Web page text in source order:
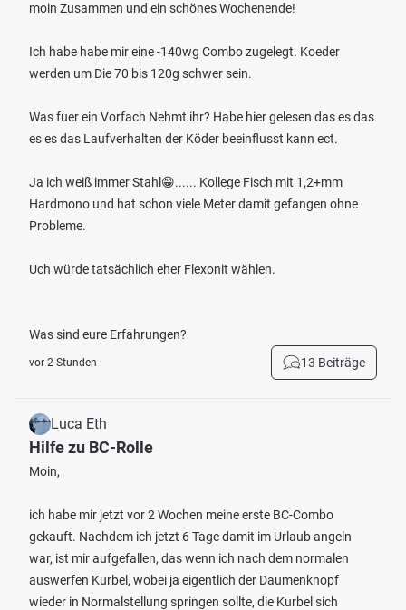
moin Zusammen und ein schönes Wochenende!
Ich habe habe mir eine -140wg Combo zugelegt. Koeder
werden um Die 70 bis 120g schwer sein.
Was fuer ein Vorfach Nehmt ihr? Habe hier gelesen das es das
es es das Laufverhalten der Köder beeinflusst kann ect.
Ja ich weiß immer Stahl😁...... Kollege Fisch mit 1,2+mm
Hardmono und hat schon viele Meter damit gefangen ohne
Probleme.
Uch würde tatsächlich eher Flexonit wählen.
Was sind eure Erfahrungen?
vor 2 Stunden 13 Beiträge
Luca Eth
Hilfe zu BC-Rolle
Moin,
ich habe mir jetzt vor 2 Wochen meine erste BC-Combo
gekauft. Nachdem ich jetzt 6 Tage damit im Urlaub angeln
war, ist mir aufgefallen, das wenn ich nach dem normalen
auswerfen Kurbel, wobei ja eigentlich der Daumenknopf
wieder in Normalstellung springen sollte, die Kurbel sich